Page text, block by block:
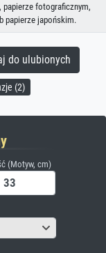
papierze fotograficznym,
papierze japońskim.
do ulubionych
(2)
(Motyw, cm)